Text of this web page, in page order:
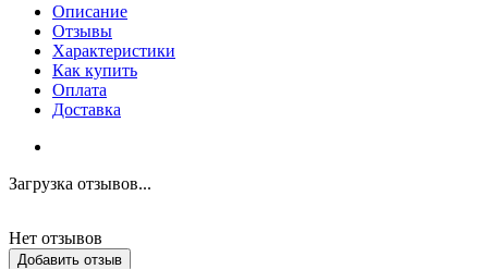
Описание
Отзывы
Характеристики
Как купить
Оплата
Доставка
Загрузка отзывов...
Нет отзывов
Добавить отзыв